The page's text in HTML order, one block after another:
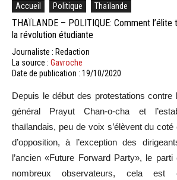
Accueil Politique Thaïlande
THAÏLANDE – POLITIQUE: Comment
la révolution étudiante
Journaliste : Redaction
La source : Gavroche
Date de publication : 19/10/2020
Depuis le début des protestations contre
général Prayut Chan-o-cha et
thaïlandais, peu de voix s’élèvent du
d’opposition, à l’exception des
l’ancien «Future Forward Party», le parti
nombreux observateurs, cela